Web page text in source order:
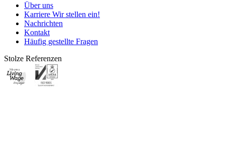
Über uns
Karriere Wir stellen ein!
Nachrichten
Kontakt
Häufig gestellte Fragen
Stolze Referenzen